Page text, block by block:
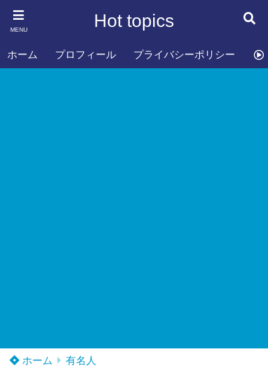
MENU Hot topics
ホーム プロフィール プライバシーポリシー お
ホーム 有名人